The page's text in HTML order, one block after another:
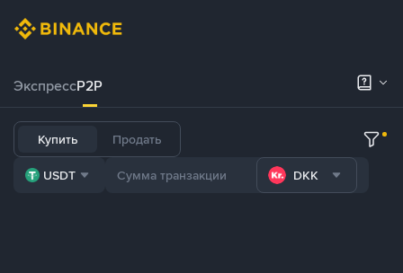
ЭкспрессP2P
Купить Продать
USDT DKK